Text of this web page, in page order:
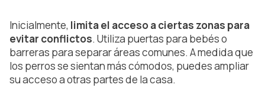
Inicialmente, limita el acceso a ciertas zonas para
evitar conflictos. Utiliza puertas para bebés o
barreras para separar áreas comunes. A medida que
los perros se sientan más cómodos, puedes ampliar
su acceso a otras partes de la casa.